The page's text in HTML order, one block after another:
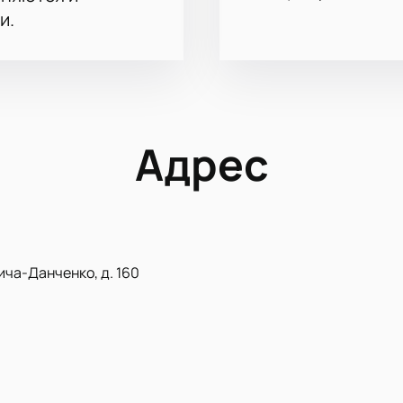
Адрес
Данченко, д. 160